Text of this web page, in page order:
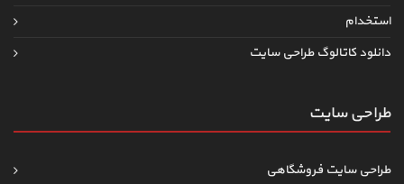
استخدام
دانلود کاتالوگ طراحی سایت
طراحی سایت
طراحی سایت فروشگاهی